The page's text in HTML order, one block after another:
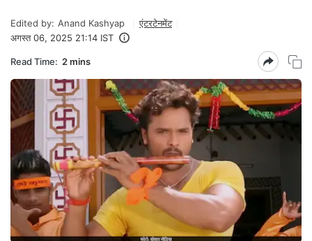
Edited by: Anand Kashyap
एंटरटेनमेंट
अगस्त 06, 2025 21:14 IST
Read Time: 2 mins